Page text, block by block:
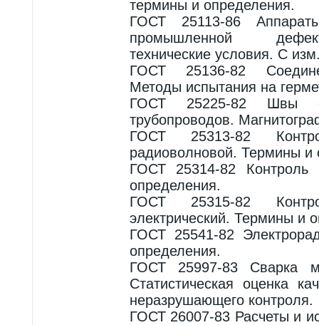
термины и определения.
ГОСТ 25113-86
промышленной
технические условия. С
ГОСТ 25136-82
Методы испытания на
ГОСТ 25225-82 Швы
трубопроводов.
ГОСТ 25313-82
радиоволновой. Термины и
ГОСТ 25314-82
определения.
ГОСТ 25315-82
электрический. Термины и
ГОСТ 25541-82
определения.
ГОСТ 25997-83 Сварка
Статистическая оценка
неразрушающего контроля.
ГОСТ 26007-83 Расчеты и